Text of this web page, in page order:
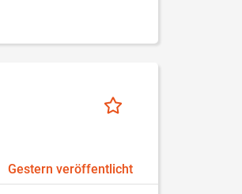
Gestern veröffentlicht